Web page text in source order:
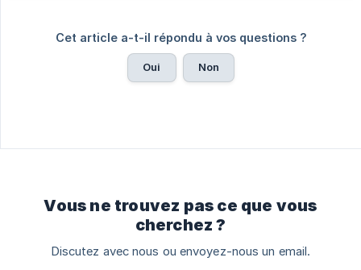
Cet article a-t-il répondu à vos questions ?
Oui Non
Vous ne trouvez pas ce que vous
cherchez ?
Discutez avec nous ou envoyez-nous un email.